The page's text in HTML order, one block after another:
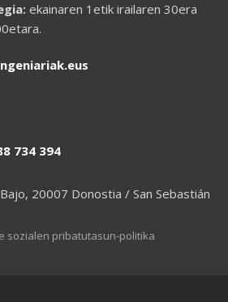
ekainaren 1etik irailaren 30era
734 394
20007 Donostia / San Sebastián
sozialen pribatutasun-politika